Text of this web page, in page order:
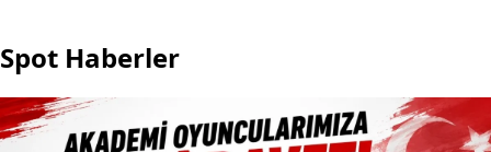
Spot Haberler